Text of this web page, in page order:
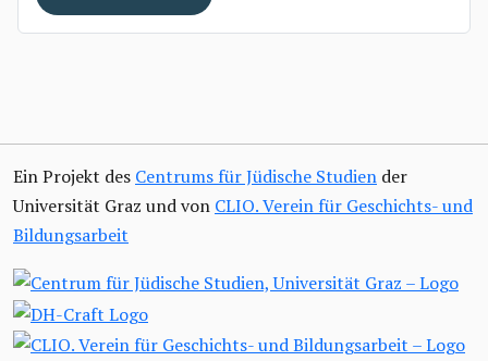
Ein Projekt des Centrums für Jüdische Studien der
Universität Graz und von CLIO. Verein für Geschichts- und
Bildungsarbeit